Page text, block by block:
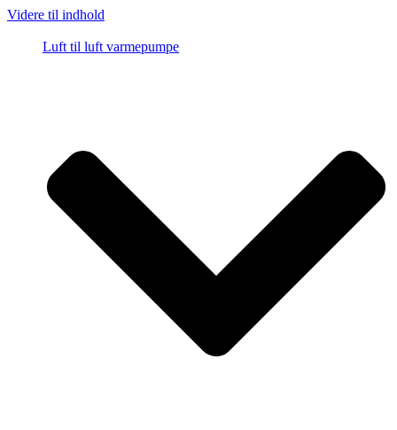
Videre til indhold
Luft til luft varmepumpe